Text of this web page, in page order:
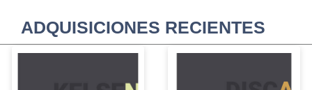
ADQUISICIONES RECIENTES